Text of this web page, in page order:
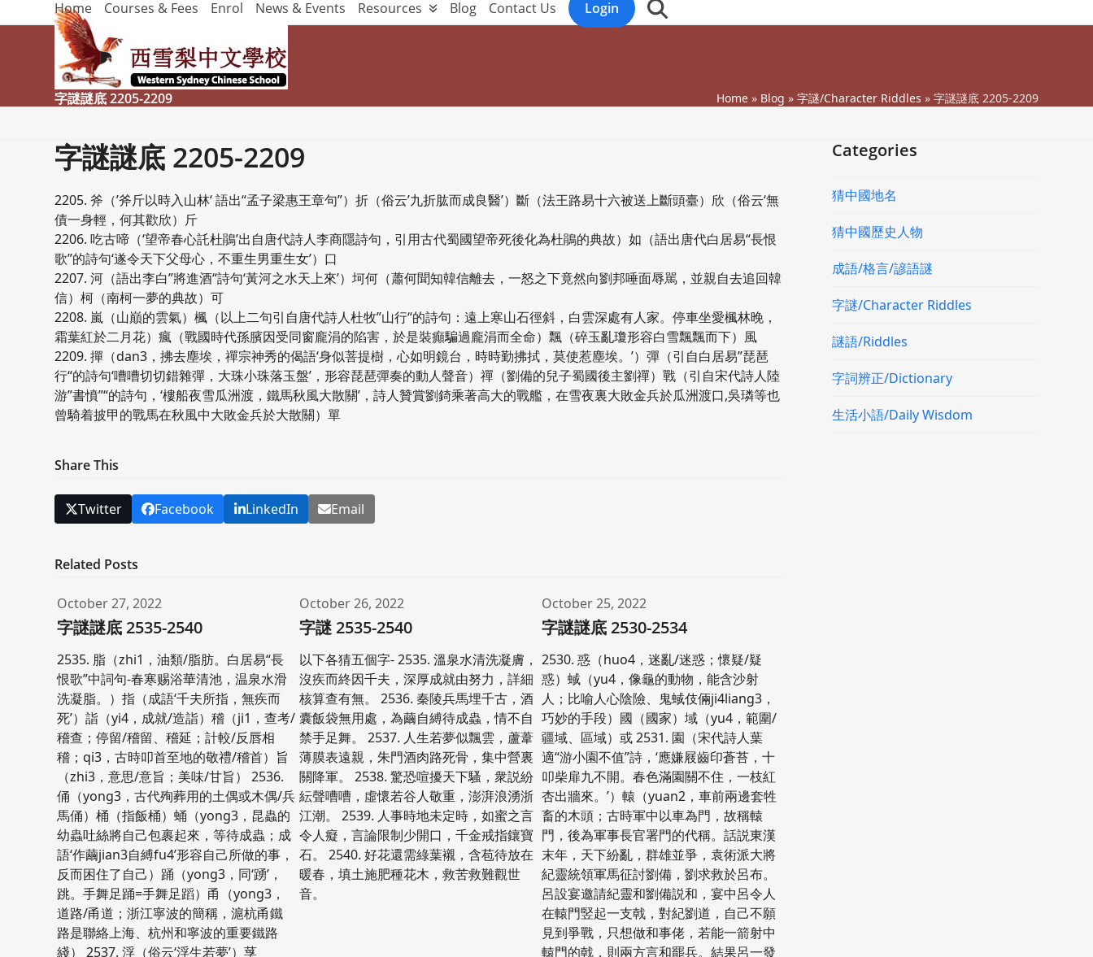
to
Home Courses & Fees Enrol News & Events Resources Blog Contact Us Login
字謎謎底 2205-2209 Home» Blog » 字謎/Character Riddles » 字謎謎底 2205-2209
字謎謎底 2205-2209
2205. 斧（’斧斤以時入山林‘ 語出“孟子梁惠王章句”）折（俗云’九折肱而成良醫’）斷（法王路易十六被送上斷頭臺）欣（俗云‘無
債一身輕，何其歡欣）斤
2206. 吃古啼（‘望帝春心託杜鵑’出自唐代詩人李商隱詩句，引用古代蜀國望帝死後化為杜鵑的典故）如（語出唐代白居易“長恨
歌”的詩句‘遂令天下父母心，不重生男重生女’）口
2207. 河（語出李白”將進酒“詩句‘黃河之水天上來’）坷何（蕭何聞知韓信離去，一怒之下竟然向劉邦唾面辱駡，並親自去追回韓
信）柯（南柯一夢的典故）可
2208. 嵐（山巔的雲氣）楓（以上二句引自唐代詩人杜牧”山行“的詩句：遠上寒山石徑斜，白雲深處有人家。停車坐愛楓林晚，
霜葉紅於二月花）瘋（戰國時代孫臏因受同窗龐涓的陷害，於是裝癲騙過龐涓而全命）飄（碎玉亂瓊形容白雪飄飄而下）風
2209. 撣（dan3，拂去塵埃，禪宗神秀的偈語‘身似菩提樹，心如明鏡台，時時勤拂拭，莫使惹塵埃。’）彈（引自白居易”琵琶
行“的詩句‘嘈嘈切切錯雜彈，大珠小珠落玉盤’，形容琵琶彈奏的動人聲音）禪（劉備的兒子蜀國後主劉禪）戰（引自宋代詩人陸
游”書憤”“的詩句，‘樓船夜雪瓜洲渡，鐵馬秋風大散關’，詩人贊賞劉錡乘著高大的戰艦，在雪夜裏大敗金兵於瓜洲渡口,吳璘等也
曾騎着披甲的戰馬在秋風中大敗金兵於大散關）單
Share This
Twitter Facebook LinkedIn Email
Related Posts
October 27, 2022
字謎謎底 2535-2540
2535. 脂（zhi1，油類/脂肪。白居易“長
恨歌”中詞句-春寒赐浴華清池，温泉水滑
洗凝脂。）指（成語‘千夫所指，無疾而
死’）詣（yi4，成就/造詣）稽（ji1，查考/
稽查；停留/稽留、稽延；計較/反唇相
稽；qi3，古時叩首至地的敬禮/稽首）旨
（zhi3，意思/意旨；美味/甘旨） 2536.
俑（yong3，古代殉葬用的土偶或木偶/兵
馬俑）桶（指飯桶）蛹（yong3，昆蟲的
幼蟲吐絲將自己包裹起來，等待成蟲；成
語‘作繭jian3自縛fu4’形容自己所做的事，
反而困住了自己）踊（yong3，同‘踴’，
跳。手舞足踊=手舞足蹈）甬（yong3，
道路/甬道；浙江寧波的簡稱，滬杭甬鐵
路是聯絡上海、杭州和寧波的重要鐵路
綫） 2537. 浮（俗云‘浮生若夢’）莩
October 26, 2022
字謎 2535-2540
以下各猜五個字- 2535. 溫泉水清洗凝膚，
沒疾而終因千夫，深厚成就由努力，詳細
核算查有無。 2536. 秦陵兵馬埋千古，酒
囊飯袋無用處，為繭自縛待成蟲，情不自
禁手足舞。 2537. 人生若夢似飄雲，蘆葦
薄膜表遠親，朱門酒肉路死骨，集中營裏
關降軍。 2538. 驚恐喧擾天下騷，衆説紛
紜聲嘈嘈，虛懷若谷人敬重，澎湃浪湧浙
江潮。 2539. 人事時地未定時，如蜜之言
令人癡，言論限制少開口，千金戒指鑲寶
石。 2540. 好花還需綠葉襯，含苞待放在
暖春，填土施肥種花木，救苦救難觀世
音。
October 25, 2022
字謎謎底 2530-2534
2530. 惑（huo4，迷亂/迷惑；懷疑/疑
惑）蜮（yu4，像龜的動物，能含沙射
人；比喻人心陰險、鬼蜮伎倆ji4liang3，
巧妙的手段）國（國家）域（yu4，範圍/
疆域、區域）或 2531. 園（宋代詩人葉
適“游小園不值”詩，‘應嫌屐齒印蒼苔，十
叩柴扉九不開。春色滿園關不住，一枝紅
杏出牆來。’）轅（yuan2，車前兩邊套牲
畜的木頭；古時軍中以車為門，故稱轅
門，後為軍事長官署門的代稱。話説東漢
末年，天下紛亂，群雄並爭，袁術派大將
紀靈統領軍馬征討劉備，劉求救於呂布。
呂設宴邀請紀靈和劉備説和，宴中呂令人
在轅門竪起一支戟，對紀劉道，自己不願
見到爭戰，只想做和事佬，若能一箭射中
轅門的戟，則兩方言和罷兵。結果呂一發
Categories
猜中國地名
猜中國歷史人物
成語/格言/諺語謎
字謎/Character Riddles
謎語/Riddles
字詞辨正/Dictionary
生活小語/Daily Wisdom